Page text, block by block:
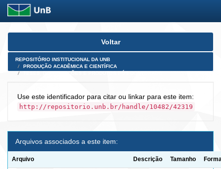
Skip
Voltar
REPOSITÓRIO INSTITUCIONAL DA UNB
PRODUÇÃO ACADÊMICA E CIENTÍFICA
Use este identificador para citar ou linkar para este item:
http://repositorio.unb.br/handle/10482/42319
Arquivos associados a este item:
Arquivo Descrição Tamanho